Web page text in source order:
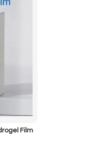
Film